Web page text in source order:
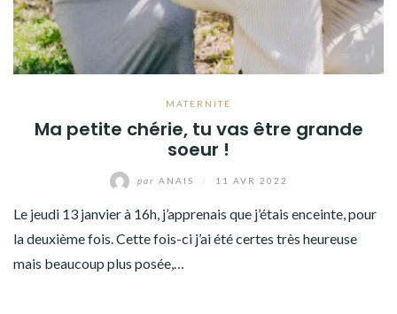
MATERNITÉ
Ma petite chérie, tu vas être grande
soeur !
par ANAIS 11 AVR 2022
Le jeudi 13 janvier à 16h, j’apprenais que j’étais enceinte, pour
la deuxième fois. Cette fois-ci j’ai été certes très heureuse
mais beaucoup plus posée,…